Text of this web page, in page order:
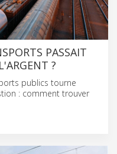
PASSAIT
?
publics tourne
: comment trouver